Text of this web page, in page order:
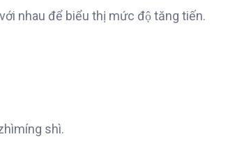
nhau để biểu thị mức độ tăng tiến.
shì.